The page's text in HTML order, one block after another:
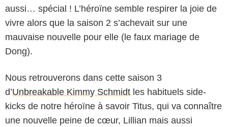
aussi… spécial ! L’héroïne semble respirer la joie de
vivre alors que la saison 2 s’achevait sur une
mauvaise nouvelle pour elle (le faux mariage de
Dong).
Nous retrouverons dans cette saison 3
d’Unbreakable Kimmy Schmidt les habituels side-
kicks de notre héroïne à savoir Titus, qui va connaître
une nouvelle peine de cœur, Lillian mais aussi